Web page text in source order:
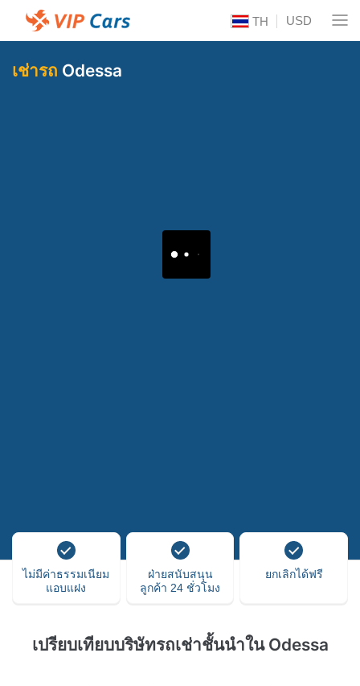
TH USD
เช่ารถ Odessa
ไม่มีค่าธรรมเนียม
แอบแฝง
ฝ่ายสนับสนุน
ลูกค้า 24 ชั่วโมง
ยกเลิกได้ฟรี
เปรียบเทียบบริษัทรถเช่าชั้นนำใน Odessa